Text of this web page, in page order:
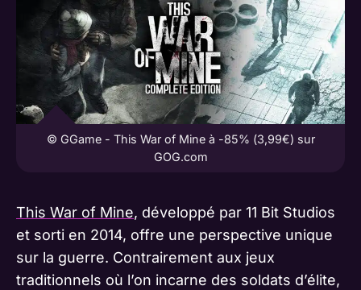
© GGame - This War of Mine à -85% (3,99€) sur
GOG.com
This War of Mine, développé par 11 Bit Studios
et sorti en 2014, offre une perspective unique
sur la guerre. Contrairement aux jeux
traditionnels où l’on incarne des soldats d’élite,